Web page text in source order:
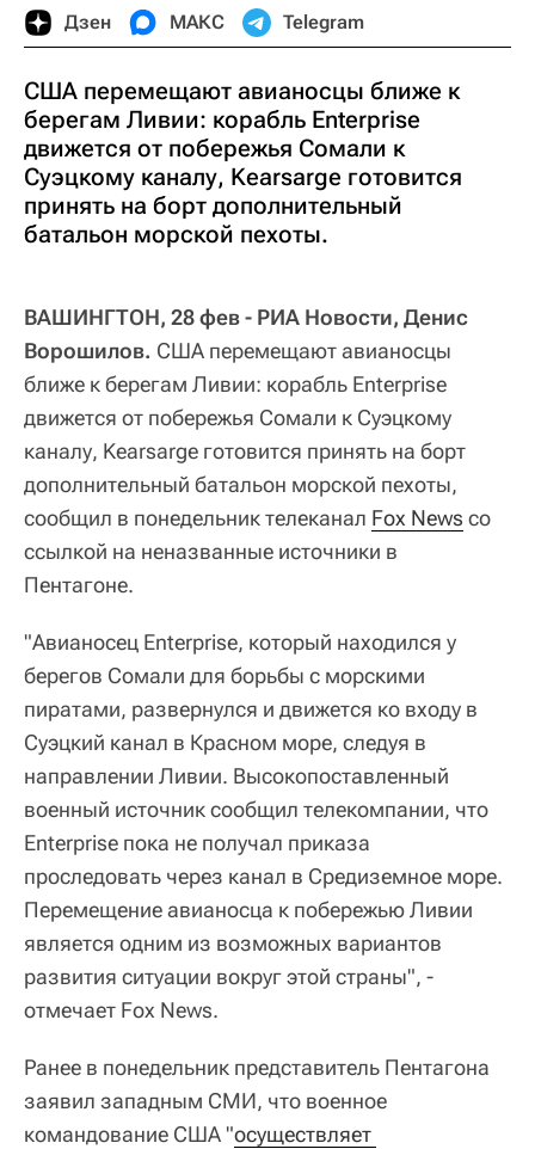
Дзен МАКС Telegram
США перемещают авианосцы ближе к
берегам Ливии: корабль Enterprise
движется от побережья Сомали к
Суэцкому каналу, Kearsarge готовится
принять на борт дополнительный
батальон морской пехоты.
ВАШИНГТОН, 28 фев - РИА Новости, Денис
Ворошилов. США перемещают авианосцы
ближе к берегам Ливии: корабль Enterprise
движется от побережья Сомали к Суэцкому
каналу, Kearsarge готовится принять на борт
дополнительный батальон морской пехоты,
сообщил в понедельник телеканал Fox News со
ссылкой на неназванные источники в
Пентагоне.
"Авианосец Enterprise, который находился у
берегов Сомали для борьбы с морскими
пиратами, развернулся и движется ко входу в
Суэцкий канал в Красном море, следуя в
направлении Ливии. Высокопоставленный
военный источник сообщил телекомпании, что
Enterprise пока не получал приказа
проследовать через канал в Средиземное море.
Перемещение авианосца к побережью Ливии
является одним из возможных вариантов
развития ситуации вокруг этой страны", -
отмечает Fox News.
Ранее в понедельник представитель Пентагона
заявил западным СМИ, что военное
командование США "осуществляет